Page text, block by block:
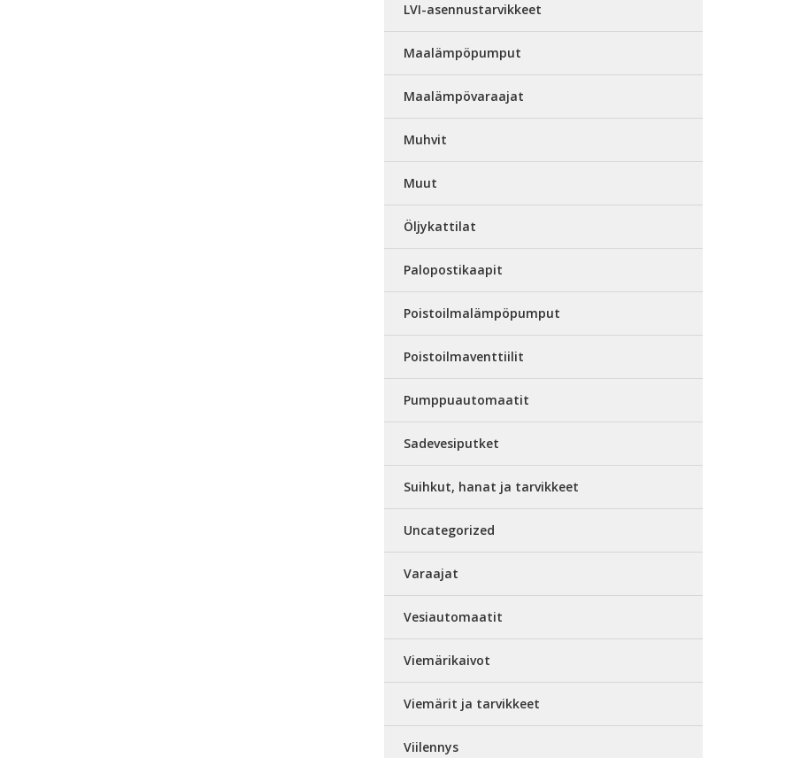
LVI-asennustarvikkeet
Maalämpöpumput
Maalämpövaraajat
Muhvit
Muut
Öljykattilat
Palopostikaapit
Poistoilmalämpöpumput
Poistoilmaventtiilit
Pumppuautomaatit
Sadevesiputket
Suihkut, hanat ja tarvikkeet
Uncategorized
Varaajat
Vesiautomaatit
Viemärikaivot
Viemärit ja tarvikkeet
Viilennys